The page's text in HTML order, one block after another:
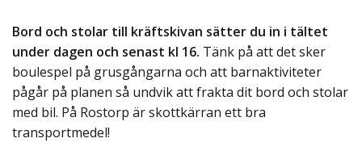
Bord och stolar till kräftskivan sätter du in i tältet
under dagen och senast kl 16. Tänk på att det sker
boulespel på grusgångarna och att barnaktiviteter
pågår på planen så undvik att frakta dit bord och stolar
med bil. På Rostorp är skottkärran ett bra
transportmedel!